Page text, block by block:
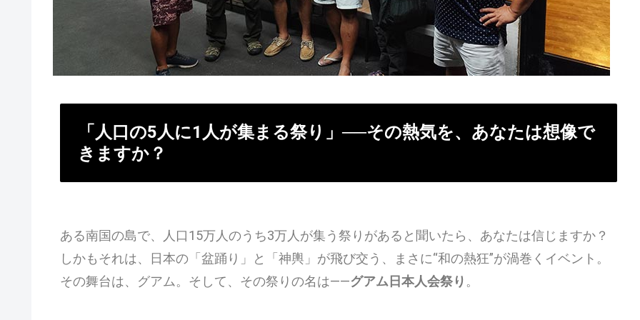
「人口の5人に1人が集まる祭り」──その熱気を、あなたは想像で
きますか？
ある南国の島で、人口15万人のうち3万人が集う祭りがあると聞いたら、あなたは信じますか？
しかもそれは、日本の「盆踊り」と「神輿」が飛び交う、まさに“和の熱狂”が渦巻くイベント。
その舞台は、グアム。そして、その祭りの名は――グアム日本人会祭り 。